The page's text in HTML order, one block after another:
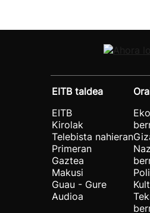
EITB taldea
EITB
Kirolak
Telebista nahieran
Primeran
Gaztea
Makusi
Guau - Gure
Audioa